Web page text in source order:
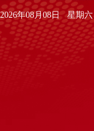
2026年08月08日 星期六